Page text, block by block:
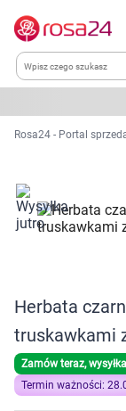
Kategorie
Dla zwierząt
Zdrowie
Kobieta w ciąży
Dziecko
Rosa24 - Portal
Herbata
truskawkami
Zamów teraz,
Termin ważności: